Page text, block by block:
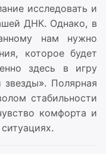
исследовать и
ДНК. Однако, в
нам нужно
которое будет
здесь в игру
звезды». Полярная
стабильности
комфорта и